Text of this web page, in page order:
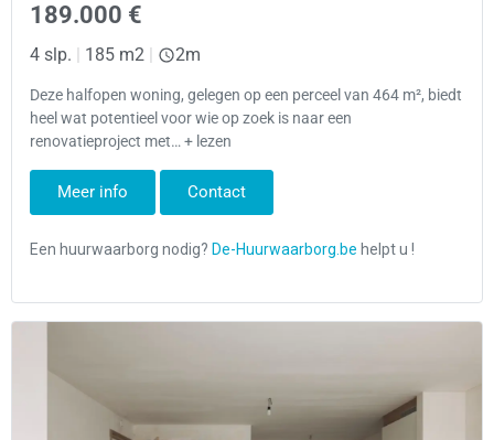
189.000 €
4 slp. | 185 m2 | 2m
Deze halfopen woning, gelegen op een perceel van 464 m², biedt
heel wat potentieel voor wie op zoek is naar een
renovatieproject met… + lezen
Meer info Contact